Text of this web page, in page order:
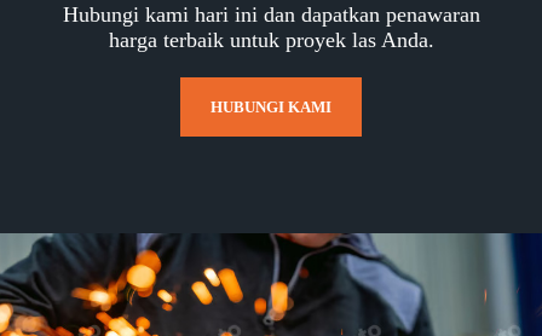
Hubungi kami hari ini dan dapatkan penawaran
harga terbaik untuk proyek las Anda.
HUBUNGI KAMI